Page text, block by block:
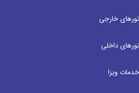
تورهای خارجی
تورهای داخلی
خدمات ویزا